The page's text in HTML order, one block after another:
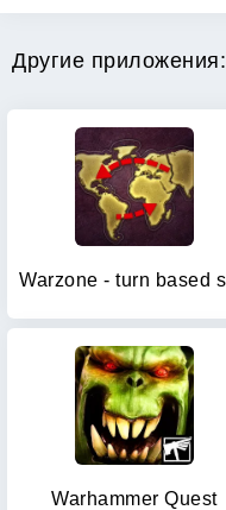
Другие приложения:
Warhammer Quest